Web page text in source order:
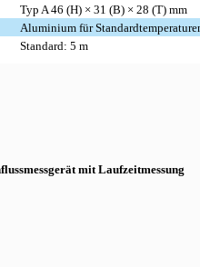
Typ A 46 (H) × 31 (B) × 28 (T) mm
Aluminium für
Standard: 5 m
mit Laufzeitmessung